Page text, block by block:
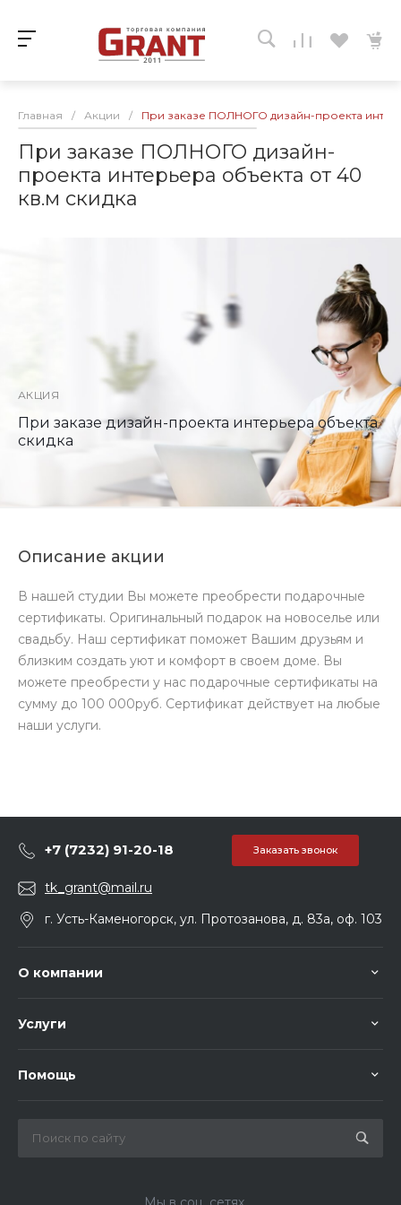
Главная / Акции / При заказе ПОЛНОГО дизайн-проекта
При заказе ПОЛНОГО дизайн-
проекта интерьера объекта от 40
кв.м скидка
АКЦИЯ
При заказе дизайн-проекта интерьера объекта
скидка
Описание акции
В нашей студии Вы можете преобрести подарочные
сертификаты. Оригинальный подарок на новоселье или
свадьбу. Наш сертификат поможет Вашим друзьям и
близким создать уют и комфорт в своем доме. Вы
можете преобрести у нас подарочные сертификаты на
сумму до 100 000руб. Сертификат действует на любые
наши услуги.
+7 (7232) 91-20-18 Заказать звонок
tk_grant@mail.ru
г. Усть-Каменогорск, ул. Протозанова, д. 83а, оф. 103
О компании
Услуги
Помощь